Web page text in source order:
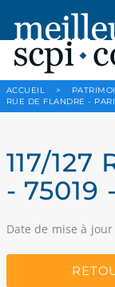
ACCUEIL >
RUE DE FLANDRE -
117/127
- 75019
Date de mise à